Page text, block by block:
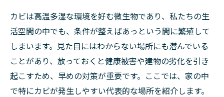
カビは高温多湿な環境を好む微生物であり、私たちの生
活空間の中でも、条件が整えばあっという間に繁殖して
しまいます。見た目にはわからない場所にも潜んでいる
ことがあり、放っておくと健康被害や建物の劣化を引き
起こすため、早めの対策が重要です。ここでは、家の中
で特にカビが発生しやすい代表的な場所を紹介します。